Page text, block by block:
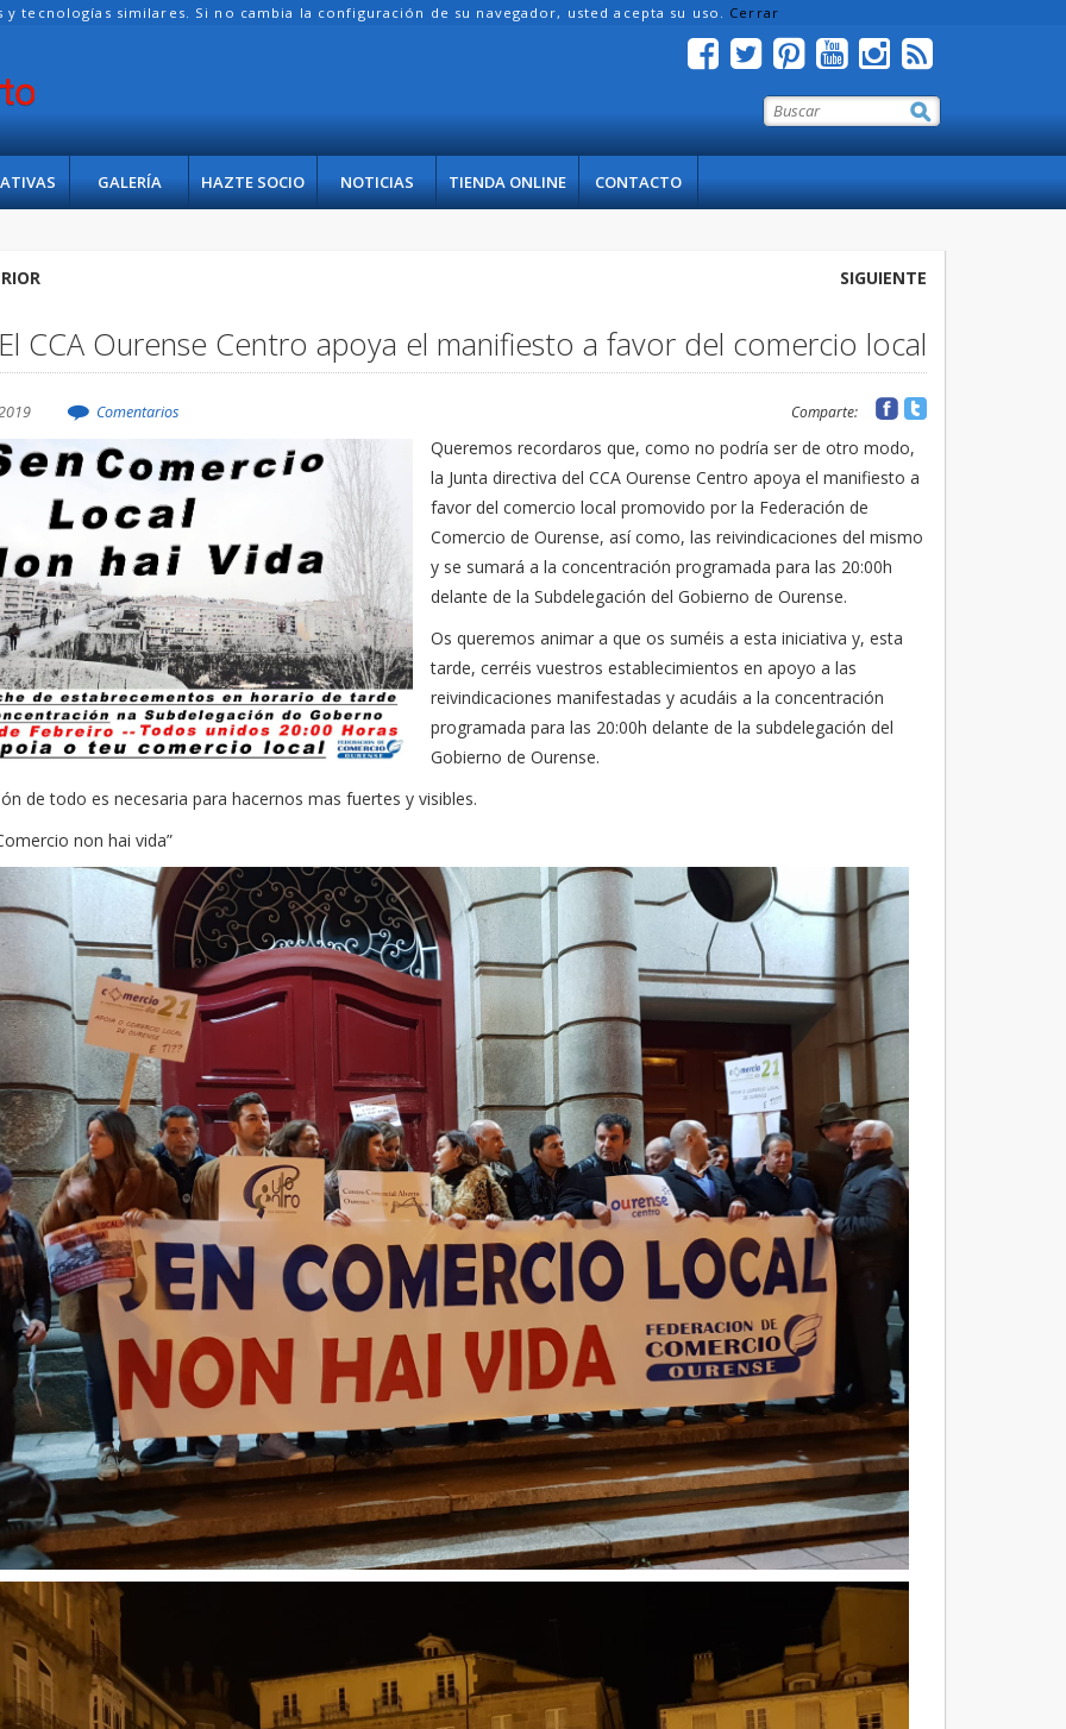
y tecnologías similares. Si no cambia la configuración de su navegador, usted acepta su uso. Cerrar
GALERÍA HAZTE SOCIO NOTICIAS TIENDA ONLINE CONTACTO
SIGUIENTE
CCA Ourense Centro apoya el manifiesto a favor del comercio local
Comentarios Comparte:
Queremos recordaros que, como no podría ser de otro modo,
la Junta directiva del CCA Ourense Centro apoya el manifiesto a
favor del comercio local promovido por la Federación de
Comercio de Ourense, así como, las reivindicaciones del mismo
y se sumará a la concentración programada para las 20:00h
delante de la Subdelegación del Gobierno de Ourense.
Os queremos animar a que os suméis a esta iniciativa y, esta
tarde, cerréis vuestros establecimientos en apoyo a las
reivindicaciones manifestadas y acudáis a la concentración
programada para las 20:00h delante de la subdelegación del
Gobierno de Ourense.
de todo es necesaria para hacernos mas fuertes y visibles.
non hai vida”